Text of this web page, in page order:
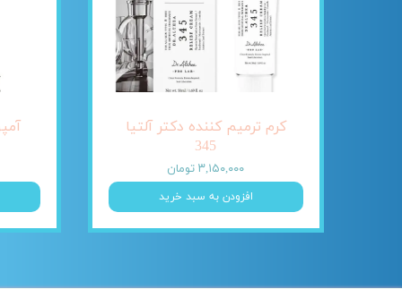
کرم ترمیم کننده دکتر آلتیا
345
۳,۱۵۰,۰۰۰ تومان
افزودن به سبد خرید